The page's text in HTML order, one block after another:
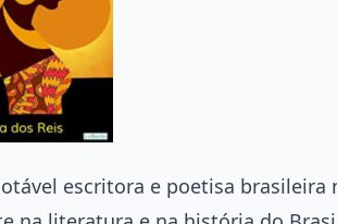
escritora e poetisa brasileira